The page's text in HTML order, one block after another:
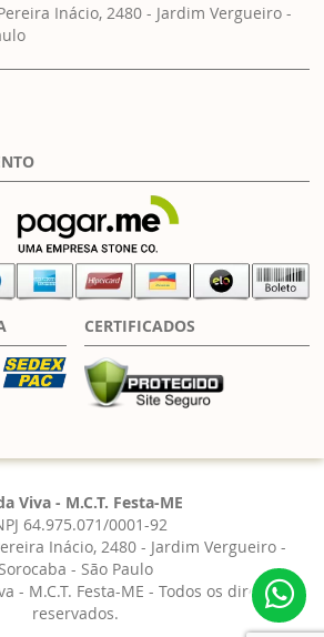
Inácio, 2480 - Jardim Vergueiro -
CERTIFICADOS
Viva - M.C.T. Festa-ME
64.975.071/0001-92
Inácio, 2480 - Jardim Vergueiro -
Sorocaba - São Paulo
- M.C.T. Festa-ME - Todos os direitos
reservados.